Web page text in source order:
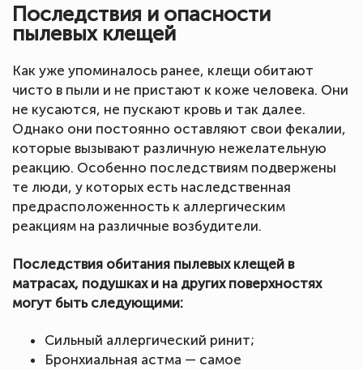
Последствия и опасности
пылевых клещей
Как уже упоминалось ранее, клещи обитают
чисто в пыли и не пристают к коже человека. Они
не кусаются, не пускают кровь и так далее.
Однако они постоянно оставляют свои фекалии,
которые вызывают различную нежелательную
реакцию. Особенно последствиям подвержены
те люди, у которых есть наследственная
предрасположенность к аллергическим
реакциям на различные возбудители.
Последствия обитания пылевых клещей в
матрасах, подушках и на других поверхностях
могут быть следующими:
Сильный аллергический ринит;
Бронхиальная астма — самое